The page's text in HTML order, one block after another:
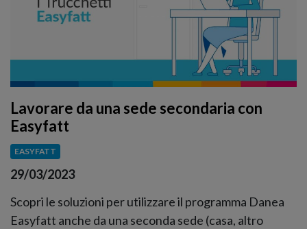
Lavorare da una sede secondaria con
Easyfatt
EASYFATT
29/03/2023
Scopri le soluzioni per utilizzare il programma Danea
Easyfatt anche da una seconda sede (casa, altro